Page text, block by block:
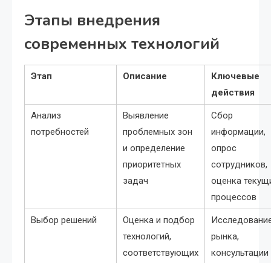
Этапы внедрения
современных технологий
Этап Описание
Ключевые
действия
Анализ
потребностей
Выявление
проблемных зон
и определение
приоритетных
задач
Сбор
информации,
опрос
сотрудников,
оценка
процессов
Выбор решений
Оценка и подбор
технологий,
соответствующих
рынка,
консультации